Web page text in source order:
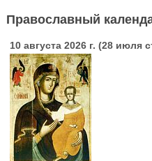
Православный
10 августа 2026 г. (28 июля